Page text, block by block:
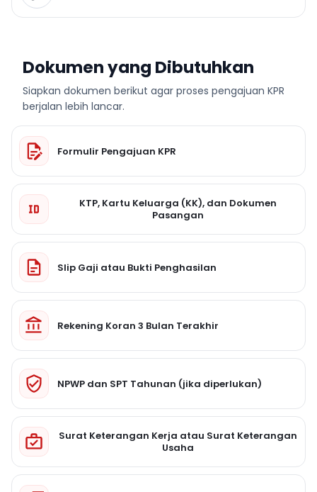
Dokumen yang Dibutuhkan
Siapkan dokumen berikut agar proses pengajuan KPR
berjalan lebih lancar.
Formulir Pengajuan KPR
KTP, Kartu Keluarga (KK), dan Dokumen
Pasangan
Slip Gaji atau Bukti Penghasilan
Rekening Koran 3 Bulan Terakhir
NPWP dan SPT Tahunan (jika diperlukan)
Surat Keterangan Kerja atau Surat Keterangan
Usaha